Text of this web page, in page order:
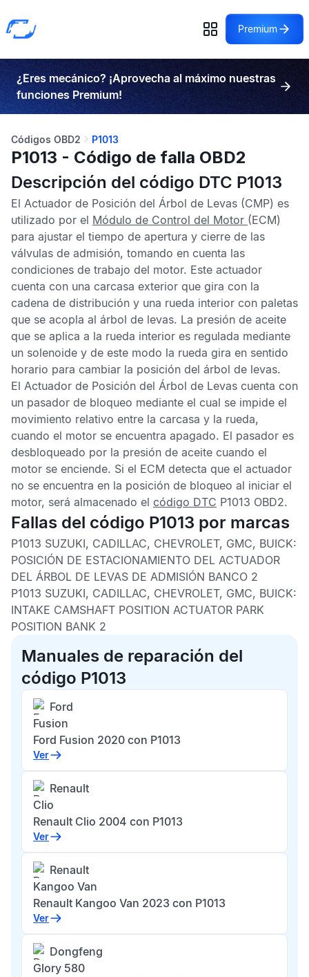
Premium
¿Eres mecánico? ¡Aprovecha al máximo nuestras
funciones Premium!
Códigos OBD2 P1013
P1013 - Código de falla OBD2
Descripción del código DTC P1013
El Actuador de Posición del Árbol de Levas (CMP) es
utilizado por el Módulo de Control del Motor (ECM)
para ajustar el tiempo de apertura y cierre de las
válvulas de admisión, tomando en cuenta las
condiciones de trabajo del motor. Este actuador
cuenta con una carcasa exterior que gira con la
cadena de distribución y una rueda interior con paletas
que se acopla al árbol de levas. La presión de aceite
que se aplica a la rueda interior es regulada mediante
un solenoide y de este modo la rueda gira en sentido
horario para cambiar la posición del árbol de levas.
El Actuador de Posición del Árbol de Levas cuenta con
un pasador de bloqueo mediante el cual se impide el
movimiento relativo entre la carcasa y la rueda,
cuando el motor se encuentra apagado. El pasador es
desbloqueado por la presión de aceite cuando el
motor se enciende. Si el ECM detecta que el actuador
no se encuentra en la posición de bloqueo al iniciar el
motor, será almacenado el código DTC P1013 OBD2.
Fallas del código P1013 por marcas
P1013 SUZUKI, CADILLAC, CHEVROLET, GMC, BUICK:
POSICIÓN DE ESTACIONAMIENTO DEL ACTUADOR
DEL ÁRBOL DE LEVAS DE ADMISIÓN BANCO 2
P1013 SUZUKI, CADILLAC, CHEVROLET, GMC, BUICK:
INTAKE CAMSHAFT POSITION ACTUATOR PARK
POSITION BANK 2
Manuales de reparación del
código P1013
Ford
Fusion
Ford Fusion 2020 con P1013
Ver
Renault
Clio
Renault Clio 2004 con P1013
Ver
Renault
Kangoo Van
Renault Kangoo Van 2023 con P1013
Ver
Dongfeng
Glory 580